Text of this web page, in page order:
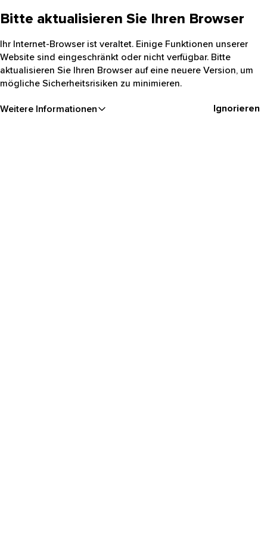
Bitte aktualisieren Sie Ihren Browser
Ihr Internet-Browser ist veraltet. Einige Funktionen unserer
Website sind eingeschränkt oder nicht verfügbar. Bitte
aktualisieren Sie Ihren Browser auf eine neuere Version, um
mögliche Sicherheitsrisiken zu minimieren.
Weitere Informationen Ignorieren